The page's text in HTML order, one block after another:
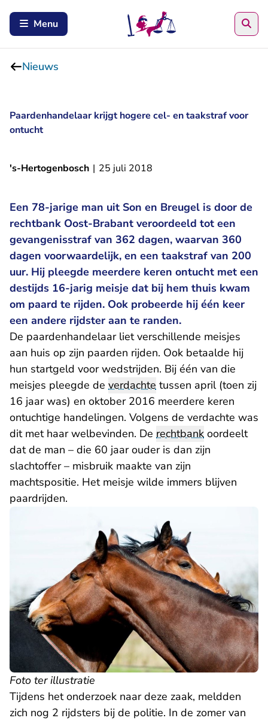
Menu
Nieuws
Paardenhandelaar krijgt hogere cel- en taakstraf voor
ontucht
's-Hertogenbosch | 25 juli 2018
Een 78-jarige man uit Son en Breugel is door de
rechtbank Oost-Brabant veroordeeld tot een
gevangenisstraf van 362 dagen, waarvan 360
dagen voorwaardelijk, en een taakstraf van 200
uur. Hij pleegde meerdere keren ontucht met een
destijds 16-jarig meisje dat bij hem thuis kwam
om paard te rijden. Ook probeerde hij één keer
een andere rijdster aan te randen.
De paardenhandelaar liet verschillende meisjes
aan huis op zijn paarden rijden. Ook betaalde hij
hun startgeld voor wedstrijden. Bij één van die
meisjes pleegde de verdachte tussen april (toen zij
16 jaar was) en oktober 2016 meerdere keren
ontuchtige handelingen. Volgens de verdachte was
dit met haar welbevinden. De rechtbank oordeelt
dat de man – die 60 jaar ouder is dan zijn
slachtoffer – misbruik maakte van zijn
machtspositie. Het meisje wilde immers blijven
paardrijden.
Foto ter illustratie
Tijdens het onderzoek naar deze zaak, meldden
zich nog 2 rijdsters bij de politie. In de zomer van